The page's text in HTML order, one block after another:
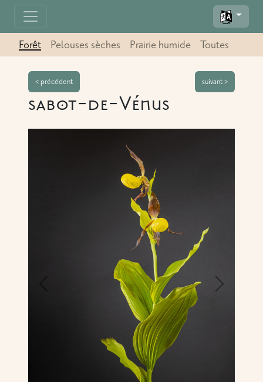
Forêt Pelouses sèches Prairie humide Toutes
< précédent suivant >
sabot-de-Vénus
Next